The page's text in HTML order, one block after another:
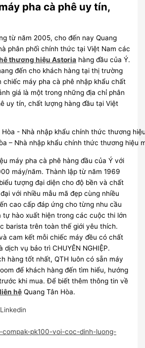
pha cà phê uy tín,
từ năm 2005, cho đến nay Quang
phân phối chính thức tại Việt Nam các
thương hiệu Astoria hàng đầu của Ý.
đến cho khách hàng tại thị trường
chiếc máy pha cà phê nhập khẩu chất
giá là một trong những địa chỉ phân
uy tín, chất lượng hàng đầu tại Việt
– Nhà nhập khẩu chính thức thương hiệu
máy pha cà phê hàng đầu của Ý với
máy/năm. Thành lập từ năm 1969
tượng đại diện cho độ bền và chất
với nhiều mẫu mã đẹp cùng nhiều
cao cấp đáp ứng cho từng nhu cầu
tự hào xuất hiện trong các cuộc thi lớn
barista trên toàn thế giới yêu thích.
cam kết mỗi chiếc máy đều có chất
dịch vụ bảo trì CHUYÊN NGHIỆP.
hàng tốt nhất, QTH luôn có sẵn máy
để khách hàng đến tìm hiểu, hướng
khi mua.Để biết thêm thông tin về
liên hệ Quang Tân Hòa.
Linkedin